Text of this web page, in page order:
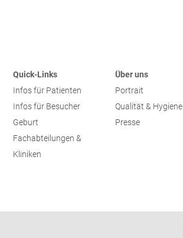
Quick-Links
Infos für Patienten
Infos für Besucher
Geburt
Fachabteilungen &
Kliniken
Über uns
Portrait
Qualität & Hygiene
Presse